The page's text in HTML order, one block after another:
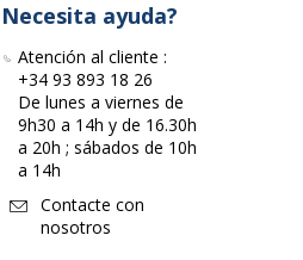
Necesita ayuda?
Atención al cliente :
+34 93 893 18 26
De lunes a viernes de
9h30 a 14h y de 16.30h
a 20h ; sábados de 10h
a 14h
Contacte con
nosotros